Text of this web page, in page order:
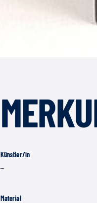
Künstler/in
–
Material